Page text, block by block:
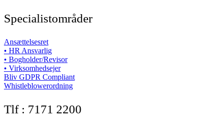
Specialistområder
Ansættelsesret
• HR Ansvarlig
• Bogholder/Revisor
• Virksomhedsejer
Bliv GDPR Compliant
Whistleblowerordning
Tlf : 7171 2200